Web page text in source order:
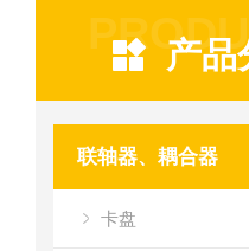
产品
联轴器、耦合器
卡盘